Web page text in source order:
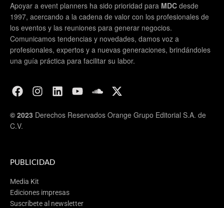
Apoyar a event planners ha sido prioridad para MDC desde
1997, acercando a la cadena de valor con los profesionales de
los eventos y las reuniones para generar negocios.
Comunicamos tendencias y novedades, damos voz a
profesionales, expertos y a nuevas generaciones, brindándoles
una guía práctica para facilitar su labor.
© 2023 Derechos Reservados Orange Grupo Editorial S.A. de
C.V.
PUBLICIDAD
Media Kit
Ediciones impresas
Suscríbete al newsletter